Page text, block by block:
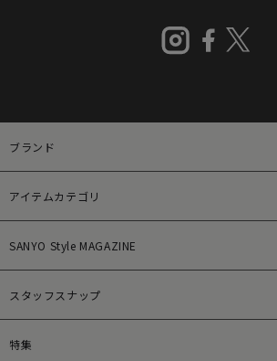
ブランド
アイテムカテゴリ
SANYO Style MAGAZINE
スタッフスナップ
特集